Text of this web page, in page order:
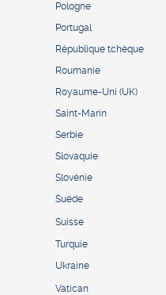
Pologne
Portugal
République tchèque
Roumanie
Royaume-Uni (UK)
Saint-Marin
Serbie
Slovaquie
Slovénie
Suède
Suisse
Turquie
Ukraine
Vatican